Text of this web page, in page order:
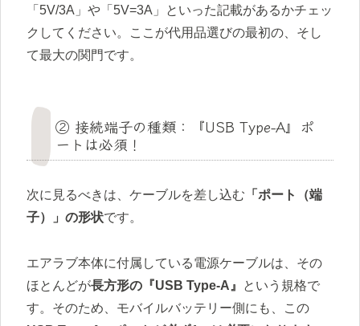
「5V/3A」や「5V=3A」といった記載があるかチェッ
クしてください。ここが代用品選びの最初の、そし
て最大の関門です。
② 接続端子の種類：『USB Type-A』ポ
ートは必須！
次に見るべきは、ケーブルを差し込む 「ポート（端
子）」の形状です。
エアラブ本体に付属している電源ケーブルは、その
ほとんどが長方形の『USB Type-A』
という規格で
す。そのため、モバイルバッテリー側にも、この